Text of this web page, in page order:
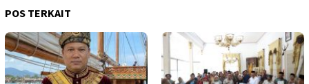
POS TERKAIT